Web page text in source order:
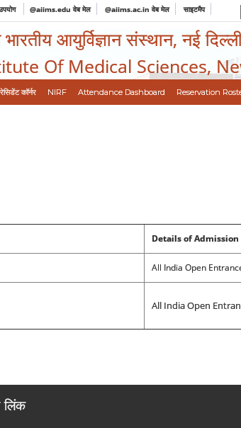
@aiims.edu वेब मेल @aiims.ac.in वेब मेल साइटमैप
आयुर्विज्ञान संस्थान, नई
Of Medical Sciences,
रेसिडेंट कॉर्नर NIRF Attendance Dashboard Reservation
Details of Admission
All India Open
All India Open
लिंक